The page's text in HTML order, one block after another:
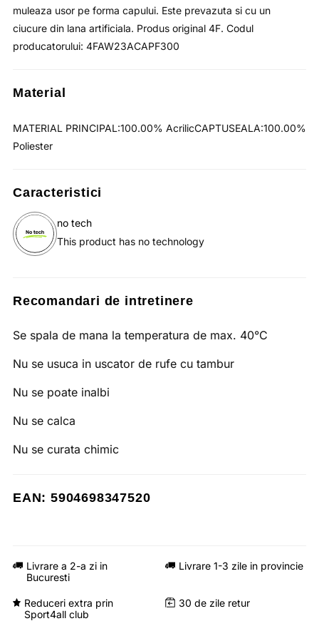
muleaza usor pe forma capului. Este prevazuta si cu un
ciucure din lana artificiala. Produs original 4F. Codul
producatorului: 4FAW23ACAPF300
Material
MATERIAL PRINCIPAL:100.00% AcrilicCAPTUSEALA:100.00%
Poliester
Caracteristici
no tech
This product has no technology
Recomandari de intretinere
Se spala de mana la temperatura de max. 40°C
Nu se usuca in uscator de rufe cu tambur
Nu se poate inalbi
Nu se calca
Nu se curata chimic
EAN: 5904698347520
Livrare a 2-a zi in
Bucuresti
Livrare 1-3 zile in provincie
Reduceri extra prin
Sport4all club
30 de zile retur